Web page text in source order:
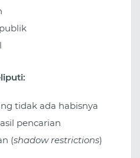
tidak ada habisnya
pencarian
(shadow restrictions)